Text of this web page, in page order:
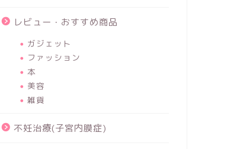
レビュー・おすすめ商品
ガジェット
ファッション
本
美容
雑貨
不妊治療(子宮内膜症)